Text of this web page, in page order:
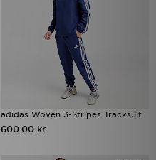
adidas Woven 3-Stripes Tracksuit
600.00 kr.